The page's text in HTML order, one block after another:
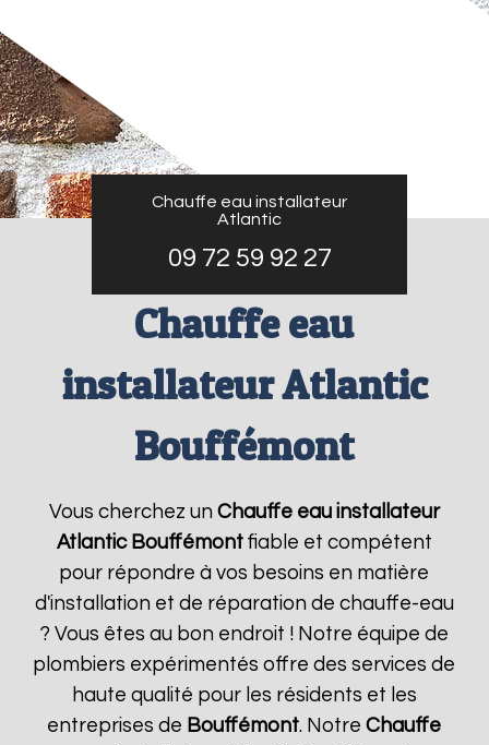
Chauffe eau installateur
Atlantic
09 72 59 92 27
Chauffe eau
installateur Atlantic
Bouffémont
Vous cherchez un Chauffe eau installateur
Atlantic Bouffémontfiable et compétent
pour répondre à vos besoins en matière
d'installation et de réparation de chauffe-eau
? Vous êtes au bon endroit ! Notre équipe de
plombiers expérimentés offre des services de
haute qualité pour les résidents et les
entreprises de Bouffémont. NotreChauffe